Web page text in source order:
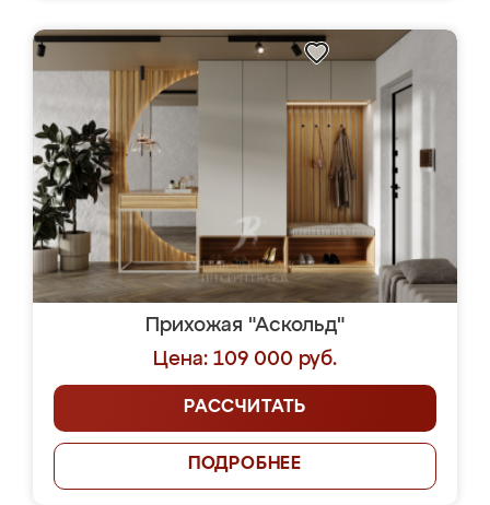
Прихожая "Аскольд"
Цена: 109 000 руб.
РАССЧИТАТЬ
ПОДРОБНЕЕ